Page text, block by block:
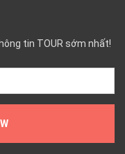
tin TOUR sớm nhất!